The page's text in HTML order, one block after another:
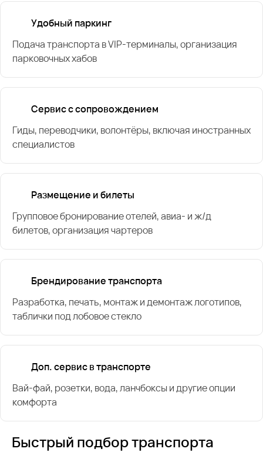
Удобный паркинг
Подача транспорта в VIP-терминалы, организация
парковочных хабов
Сервис с сопровождением
Гиды, переводчики, волонтёры, включая иностранных
специалистов
Размещение и билеты
Групповое бронирование отелей, авиа- и ж/д
билетов, организация чартеров
Брендирование транспорта
Разработка, печать, монтаж и демонтаж логотипов,
таблички под лобовое стекло
Доп. сервис в транспорте
Вай-фай, розетки, вода, ланчбоксы и другие опции
комфорта
Быстрый подбор транспорта